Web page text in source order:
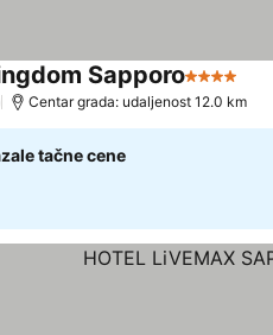
Sapporo4 Zvezdice
Centar grada: udaljenost 12.0 km
tačne cene